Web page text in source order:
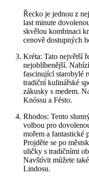
Řecko je jednou z
last minute
skvělou kombinaci
cenově dostupných
Kréta: Tato největší
nejoblíbenější.
fascinující starobylé
tradiční kulinářské
zákusky s medem.
Knóssu a Fésto.
Rhodos: Tento
volbou pro
mořem a fantastické
Projděte se po
uličky s tradičními
Navštívit můžete
Lindosu.